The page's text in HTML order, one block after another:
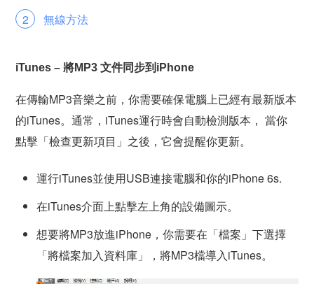
無線方法
iTunes – 將MP3 文件同步到iPhone
在傳輸MP3音樂之前，你需要確保電腦上已經有最新版本
的iTunes。通常，iTunes運行時會自動檢測版本， 當你
點擊「檢查更新項目」之後，它會提醒你更新。
運行iTunes並使用USB連接電腦和你的iPhone 6s.
在iTunes介面上點擊左上角的設備圖示。
想要將MP3放進iPhone，你需要在「檔案」下選擇
「將檔案加入資料庫」，將MP3檔導入iTunes。